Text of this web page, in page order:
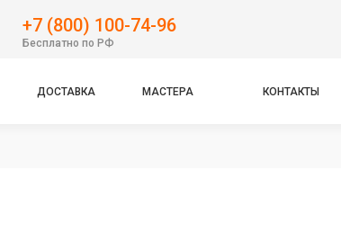
+7 (800) 100-74-96
Бесплатно по РФ
ДОСТАВКА МАСТЕРА КОНТАКТЫ